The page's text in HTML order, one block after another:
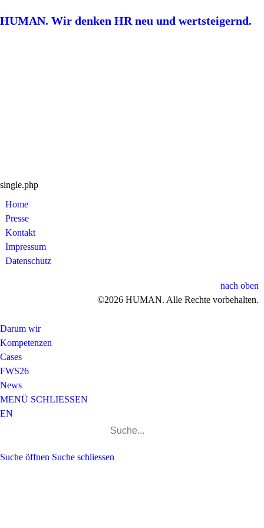
HUMAN. Wir denken HR neu und wertsteigernd.
single.php
Home
Presse
Kontakt
Impressum
Datenschutz
nach oben
©2026 HUMAN. Alle Rechte vorbehalten.
Darum wir
Kompetenzen
Cases
FWS26
News
MENÜ SCHLIESSEN
EN
Suche öffnen Suche schliessen